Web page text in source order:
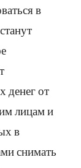
в
денег от
лицам и
в
снимать